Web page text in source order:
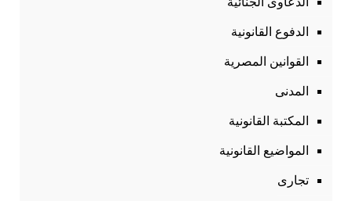
الدفوع القانونية
القوانين المصرية
المدنى
المكتبة القانونية
المواضيع القانونية
تجارى